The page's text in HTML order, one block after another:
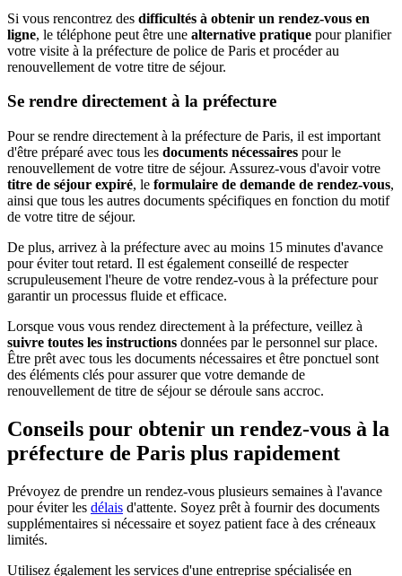
Si vous rencontrez des difficultés à obtenir un rendez-vous en
ligne, le téléphone peut être une alternative pratique pour planifier
votre visite à la préfecture de police de Paris et procéder au
renouvellement de votre titre de séjour.
Se rendre directement à la préfecture
Pour se rendre directement à la préfecture de Paris, il est important
d'être préparé avec tous les documents nécessaires pour le
renouvellement de votre titre de séjour. Assurez-vous d'avoir votre
titre de séjour expiré, le formulaire de demande de rendez-vous,
ainsi que tous les autres documents spécifiques en fonction du motif
de votre titre de séjour.
De plus, arrivez à la préfecture avec au moins 15 minutes d'avance
pour éviter tout retard. Il est également conseillé de respecter
scrupuleusement l'heure de votre rendez-vous à la préfecture pour
garantir un processus fluide et efficace.
Lorsque vous vous rendez directement à la préfecture, veillez à
suivre toutes les instructions données par le personnel sur place.
Être prêt avec tous les documents nécessaires et être ponctuel sont
des éléments clés pour assurer que votre demande de
renouvellement de titre de séjour se déroule sans accroc.
Conseils pour obtenir un rendez-vous à la
préfecture de Paris plus rapidement
Prévoyez de prendre un rendez-vous plusieurs semaines à l'avance
pour éviter les délais d'attente. Soyez prêt à fournir des documents
supplémentaires si nécessaire et soyez patient face à des créneaux
limités.
Utilisez également les services d'une entreprise spécialisée en